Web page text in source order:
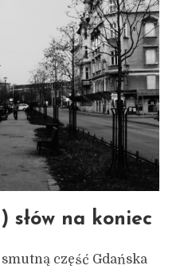
słów na koniec
część Gdańska